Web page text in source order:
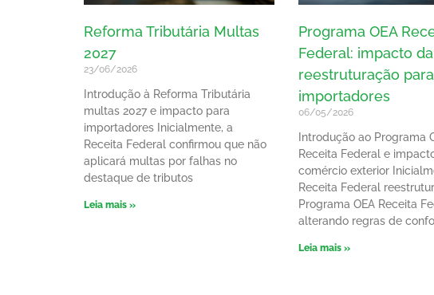
Reforma Tributária Multas
2027
23/06/2026
Introdução à Reforma Tributária
multas 2027 e impacto para
importadores Inicialmente, a
Receita Federal confirmou que não
aplicará multas por falhas no
destaque de tributos
Leia mais »
Programa OEA
Federal: impacto da
reestruturação para
importadores
06/05/2026
Introdução ao Programa
Receita Federal e
comércio exterior
Receita Federal
Programa OEA Receita
alterando regras de
Leia mais »